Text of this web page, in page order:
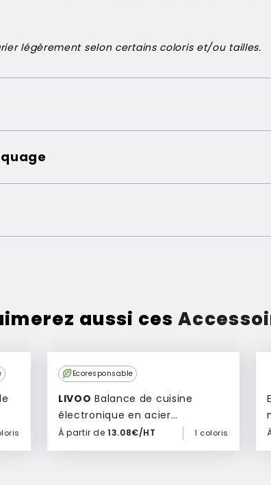
légèrement selon certains coloris et/ou tailles.
aussi ces
Ecoresponsable
LIVOO Balance de cuisine
électronique en acier
inoxydable Bochum
À partir de13.08€/HT 1 coloris
Ajouter à mon devis